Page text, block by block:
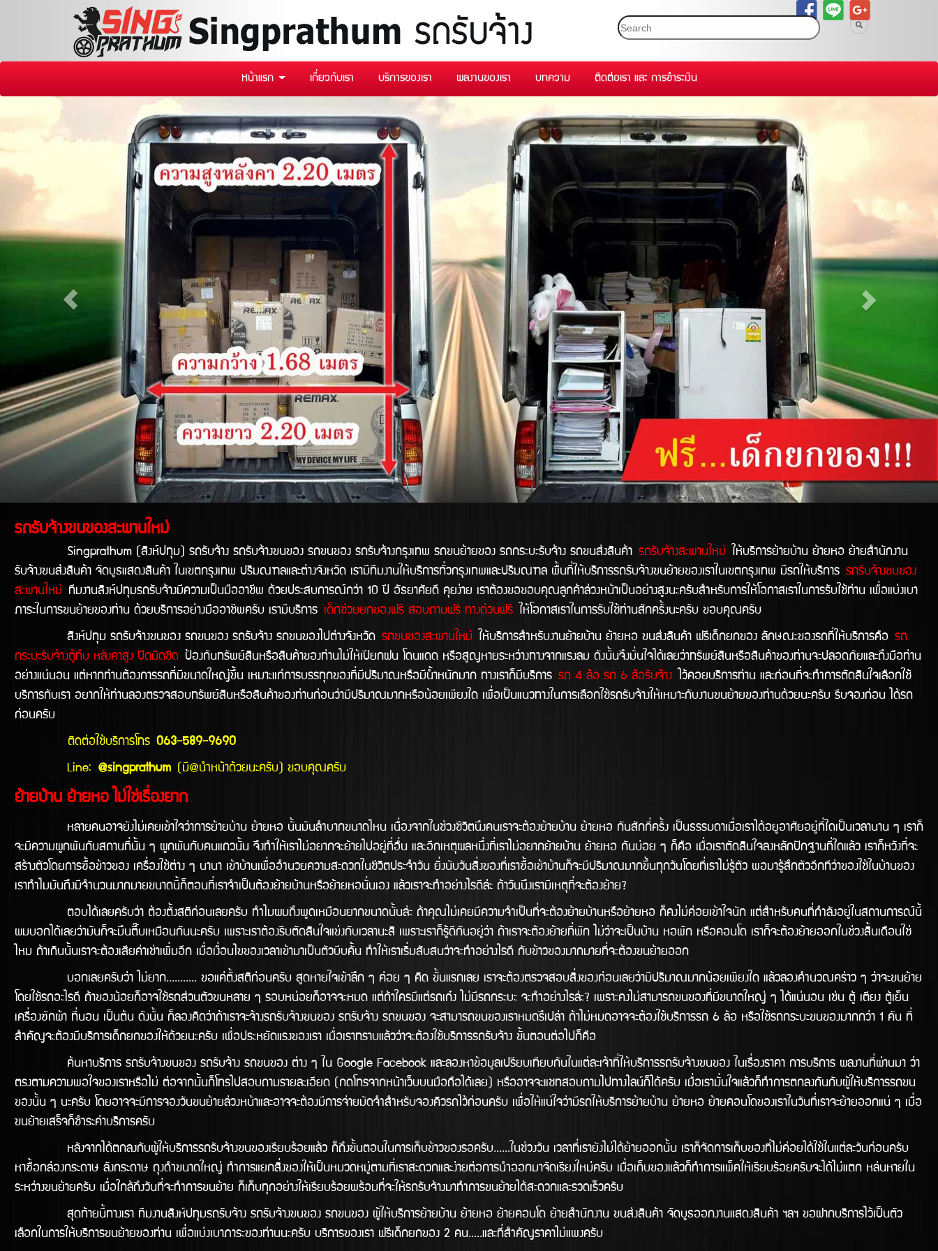
หน้าแรก เกี่ยวกับเรา บริการของเรา ผลงานของเรา บทความ ติดต่อเรา และ การชำระเงิน
รถรับจ้างขนของสะพานใหม่
Singprathum (สิงห์ปทุม) รถรับจ้าง รถรับจ้างขนของ รถขนของ รถรับจ้างกรุงเทพ รถขนย้ายของ รถกระบะรับจ้าง รถขนส่งสินค้า รถรับจ้างสะพานใหม่ ให้บริการย้ายบ้าน ย้ายหอ ย้ายสำนักงาน
รับจ้างขนส่งสินค้า จัดบูธแสดงสินค้า ในเขตกรุงเทพ ปริมณฑลและต่างจังหวัด เรามีทีมงานให้บริการทั่วกรุงเทพและปริมณฑล พื้นที่ให้บริการรถรับจ้างขนย้ายของเราในเขตกรุงเทพ มีรถให้บริการ รถรับจ้างขนของ
สะพานใหม่ ทีมงานสิงห์ปทุมรถรับจ้างมีความเป็นมืออาชีพ ด้วยประสบการณ์กว่า 10 ปี อัธยาศัยดี คุยง่าย เราต้องขอขอบคุณลูกค้าล่วงหน้าเป็นอย่างสูงนะครับสำหรับการให้โอกาสเราในการรับใช้ท่าน เพื่อแบ่งเบา
ภาระในการขนย้ายของท่าน ด้วยบริการอย่างมืออาชีพครับ เรามีบริการ
เด็กช่วยยกของฟรี สอบถามฟรี ทางด่วนฟรี ให้โอกาสเราในการรับใช้ท่านสักครั้งนะครับ ขอบคุณครับ
สิงห์ปทุม รถรับจ้างขนของ รถขนของ รถรับจ้าง รถขนของไปต่างจังหวัด รถขนของสะพานใหม่ ให้บริการสำหรับงานย้ายบ้าน ย้ายหอ ขนส่งสินค้า ฟรีเด็กยกของ ลักษณะของรถที่ให้บริการคือ รถ
กระบะรับจ้างตู้ทึบ หลังคาสูง ปิดมิดชิด ป้องกันทรัพย์สินหรือสินค้าของท่านไม่ให้เปียกฝน โดนแดด หรือสูญหายระหว่างทางจากแรงลม ดังนั้นจึงมั่นใจได้เลยว่าทรัพย์สินหรือสินค้าของท่านจะปลอดภัยและถึงมือท่าน
อย่างแน่นอน แต่หากท่านต้องการรถที่มีขนาดใหญ่ขึ้น เหมาะแก่การบรรทุกของที่มีปริมาณหรือมีน้ำหนักมาก ทางเราก็มีบริการ รถ 4 ล้อ รถ 6 ล้อรับจ้าง ไว้คอยบริการท่าน และก่อนที่จะทำการตัดสินใจเลือกใช้
บริการกับเรา อยากให้ท่านลองตรวจสอบทรัพย์สินหรือสินค้าของท่านก่อนว่ามีปริมาณมากหรือน้อยเพียงใด เพื่อเป็นแนวทางในการเลือกใช้รถรับจ้างให้เหมาะกับงานขนย้ายของท่านด้วยนะครับ รีบจองก่อน ได้รถ
ก่อนครับ
ติดต่อใช้บริการโทร 063-589-9690
Line: @singprathum (มี@นำหน้าด้วยนะครับ) ขอบคุณครับ
ย้ายบ้าน ย้ายหอ ไม่ใช่เรื่องยาก
หลายคนอาจยังไม่เคยเข้าใจว่าการย้ายบ้าน ย้ายหอ นั้นมันลำบากขนาดไหน เนื่องจากในช่วงชีวิตนึงคนเราจะต้องย้ายบ้าน ย้ายหอ กันสักกี่ครั้ง เป็นธรรมดาเมื่อเราได้อยูอาศัยอยู่ที่ใดเป็นเวลานาน ๆ เราก็
จะมีความผูกพันกับสถานที่นั้น ๆ ผูกพันกับคนแถวนั้น จึงทำให้เราไม่อยากจะย้ายไปอยู่ที่อื่น และอีกเหตุผลหนึ่งที่เราไม่อยากย้ายบ้าน ย้ายหอ กันบ่อย ๆ ก็คือ เมื่อเราตัดสินใจลงหลักปักฐานที่ใดแล้ว เราก็หวังที่จะ
สร้างตัวโดยการซื้อข้าวของ เครื่องใช้ต่าง ๆ นานา เข้าบ้านเพื่ออำนวยความสะดวกในชีวิตประจำวัน ยิ่งนับวันสิ่งของที่เราซื้อเข้าบ้านก็จะมีปริมาณมากขึ้นทุกวันโดยที่เราไม่รู้ตัว พอมารู้สึกตัวอีกทีว่าของใช้ในบ้านของ
เราทำไมมันถึงมีจำนวนมากมายขนาดนี้ก็ตอนที่เราจำเป็นต้องย้ายบ้านหรือย้ายหอนั่นเอง แล้วเราจะทำอย่างไรดีล้่ะ ถ้าวันนึงเรามีเหตุที่จะต้องย้าย?
ตอบได้เลยครับว่า ต้องตั้งสติก่อนเลยครับ ทำไมผมถึงพูดเหมือนยากขนาดนั้นล่ะ ถ้าคุณไม่เคยมีความจำเป็นที่จะต้องย้ายบ้านหรือย้ายหอ ก็คงไม่ค่อยเข้้าใจนัก แต่สำหรับคนที่กำลังอยู่ในสถานการณ์นี้
ผมบอกได้เลยว่ามันก็จะมึนตึ๊บเหมือนกันนะครับ เพราะเราต้องรีบตัดสินใจแข่งกับเวลานะสิ เพราะเราก็รู้ดีกันอยู่ว่า ถ้าเราจะต้องย้ายที่พัก ไม่ว่าจะเป็นบ้าน หอพัก หรือคอนโด เราก็จะต้องย้ายออกในช่่วงสิ้นเดือนใช่
ไหม ถ้าเกินนั้นเราจะต้องเสียค่าเช่าเพิ่มอีก เมื่อเงื่อนไขของเวลาเข้ามาเป็นตัวบีบคั้น ทำให้เราเริ่มสับสนว่าจะทำอย่างไรดี กับข้าวของมากมายที่จะต้องขนย้ายออก
บอกเลยครับว่า ไม่ยาก........... ขอแค่ตั้งสติก่อนครับ สูดหายใจเข้าลึก ๆ ค่อย ๆ คิด ขั้นแรกเลย เราจะต้องตรวจสอบสิ่งของก่อนเลยว่ามีปริมาณมากน้อยเพียงใด แล้วลองคำนวณคร่าว ๆ ว่าจะขนย้าย
โดยใช้รถอะไรดี ถ้าของน้อยก็อาจใช้รถส่วนตัวขนหลาย ๆ รอบหน่อยก็อาจจะหมด แต่ถ้าใครมีแต่รถเก๋ง ไม่มีรถกระบะ จะทำอย่างไรล่ะ? เพราะคงไม่สามารถขนของที่มีขนาดใหญ่ ๆ ได้แน่นอน เช่น ตู้ เตียง ตู้เย็น
เครื่องซักผ้า ที่นอน เป็นต้น ดังนั้น ก็ลองคิดว่าถ้าเราจะจ้างรถรับจ้างขนของ รถรับจ้าง รถขนของ จะสามารถขนของเราหมดรึเปล่า ถ้าไม่หมดอาจจะต้องใช้บริการรถ 6 ล้อ หรือใช้รถกระบะขนของมากกว่า 1 คัน ที่
สำคัญจะต้องมีบริการเด็กยกของให้ด้วยนะครับ เพื่อประหยัดแรงของเรา เมื่อเราทราบแล้วว่าจะต้องใช้บริการรถรับจ้าง ขั้นตอนต่อไปก็คือ
ค้นหาบริการ รถรับจ้างขนของ รถรับจ้าง รถขนของ ต่าง ๆ ใน Google Facebook และลองหาข้อมูลเปรียบเทียบกันในแต่ละเจ้าที่ให้บริการรถรับจ้างขนของ ในเรื่องราคา การบริการ ผลงานทีี่ผ่านมา ว่า
ตรงตามความพอใจของเราหรือไม่ ต่อจากนั้นก็โทรไปสอบถามรายละเอียด (กดโทรจากหน้าเว็บบนมือถือได้เลย) หรืออาจจะแชทสอบถามไปทางไลน์ก็ได้ครับ เมื่อเรามั่นใจแล้วก็ทำการตกลงกันกับผู้ให้บริการรถขน
ของนั้น ๆ นะครับ โดยอาจจะมีการจองวันขนย้ายล่วงหน้าและอาจจะต้องมีการจ่ายมัดจำสำหรับจองคิวรถไว้ก่อนครับ เพื่อให้แน่ใจว่ามีรถให้บริิการย้ายบ้าน ย้ายหอ ย้ายคอนโดของเราในวันทีี่เราจะย้ายออกแน่ ๆ เมื่อ
ขนย้ายเสร็จก็ชำระค่าบริการครับ
หลังจากได้ตกลงกับผู้ให้บริการรถรับจ้างขนของเรียบร้อยแล้ว ก็ถึงขั้นตอนในการเก็บข้าวของรอครับ......ในช่วงวัน เวลาที่เรายังไม่ได้ย้ายออกนั้น เราก็จัดการเก็บของที่ไม่ค่อยได้ใช้ในแต่ละวันก่อนครับ
หาซื้อกล่องกระดาษ ลังกระดาษ ถุงดำขนาดใหญ่ ทำการแยกสิ่งของให้เป็นหมวดหมู่ตามที่เราสะดวกและง่ายต่อการนำออกมาจัดเรียงใหม่ครับ เมื่อเก็บของแล้วก็ทำการแพ็คให้เรียบร้อยครับจะได้ไม่แตก หล่นหายใน
ระหว่างขนย้ายครับ เมื่อใกล้ถึงวันที่จะทำการขนย้าย ก็เก็บทุกอย่างให้เรียบร้อยพร้อมที่จะให้รถรับจ้างมาทำการขนย้ายได้สะดวกและรวดเร็วครับ
สุดท้ายนี้ทางเรา ทีมงานสิงห์ปทุมรถรับจ้าง รถรับจ้างขนของ รถขนของ ผู้ให้บริการย้ายบ้าน ย้ายหอ ย้ายคอนโด ย้ายสำนักงาน ขนส่งสินค้า จัดบูธออกงานแสดงสินค้า ฯลฯ ขอฝากบริการไว้เป็นตัว
เลือกในการให้บริการขนย้ายของท่าน เพื่อแบ่งเบาภาระของท่านนะครับ บริการของเรา ฟรีเด็กยกของ 2 คน.....และที่สำคัญราคาไม่แพงครับ